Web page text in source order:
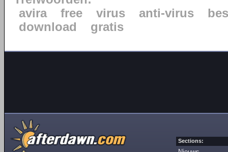
avira
free virus anti-virus
download
gratis
Sections: